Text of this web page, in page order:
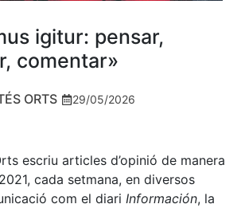
igitur: pensar,
comentar»
ORTS 29/05/2026
escriu articles d’opinió de manera
cada setmana, en diversos
com el diari Información, la